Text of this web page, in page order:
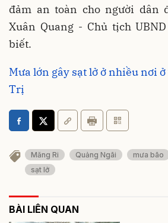
đảm an toàn cho người dân
Xuân Quang - Chủ tịch
biết.
Mưa lớn gây sạt lở ở nhiều nơi
Trị
Măng Ri Quảng Ngãi mưa bão
sạt lở
BÀI LIÊN QUAN